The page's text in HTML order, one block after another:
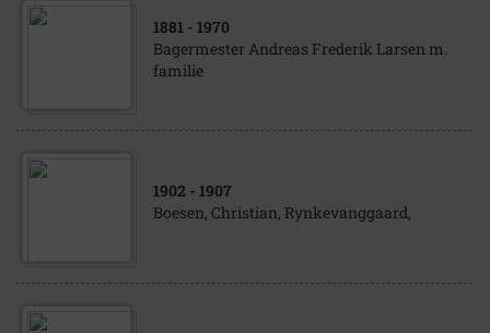
1881 - 1970
Bagermester Andreas Frederik Larsen m.
familie
1902 - 1907
Boesen, Christian, Rynkevanggaard,